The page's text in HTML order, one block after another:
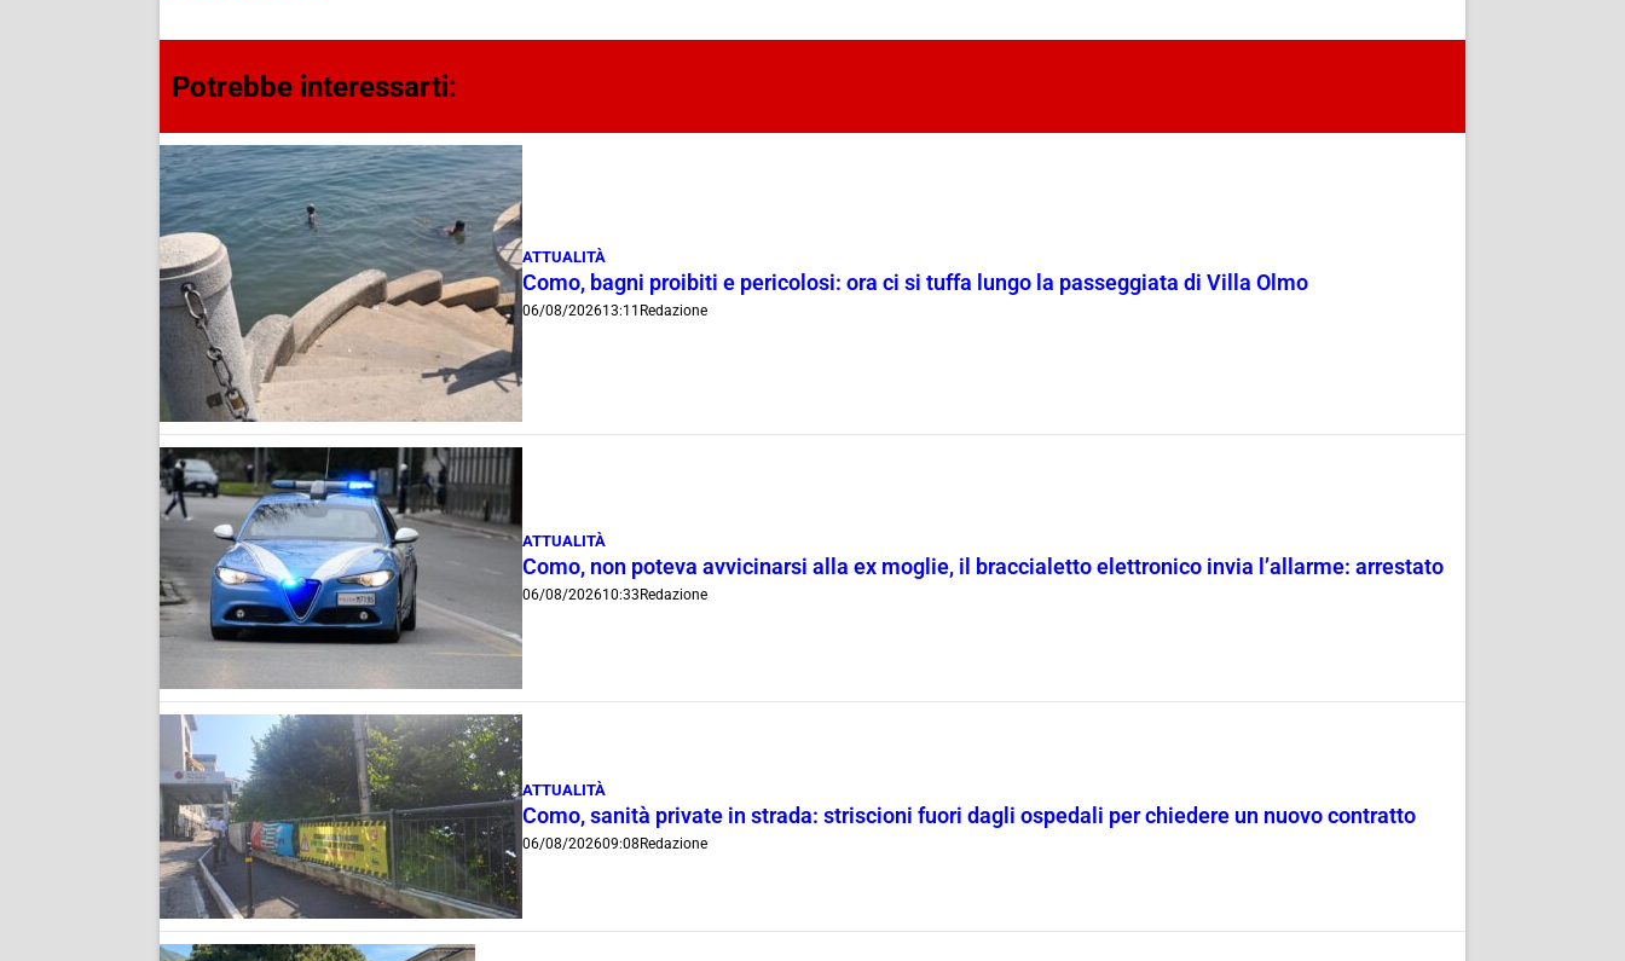
Potrebbe interessarti:
ATTUALITÀ
Como, bagni proibiti e pericolosi: ora ci si tuffa lungo la passeggiata di Villa Olmo
06/08/202613:11 Redazione
ATTUALITÀ
Como, non poteva avvicinarsi alla ex moglie, il braccialetto elettronico invia l’allarme: arrestato
06/08/202610:33 Redazione
ATTUALITÀ
Como, sanità private in strada: striscioni fuori dagli ospedali per chiedere un nuovo contratto
06/08/202609:08 Redazione